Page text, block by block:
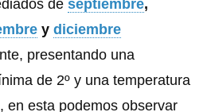
de septiembre,
y diciembre
presentando una
de 2º y una temperatura
en esta podemos observar